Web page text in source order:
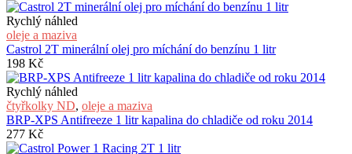
Rychlý náhled
oleje a maziva
Castrol 2T minerální olej pro míchání do benzínu 1 litr
198 Kč
Rychlý náhled
čtyřkolky ND, oleje a maziva
BRP-XPS Antifreeze 1 litr kapalina do chladiče od roku 2014
277 Kč